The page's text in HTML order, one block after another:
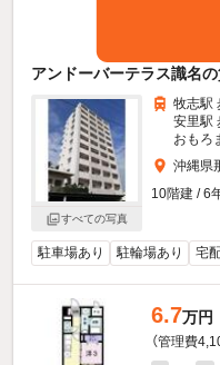
アンドーバーテラス識名
すべての写真
牧志駅
安里駅
おもろ
沖縄県
10階建 / 6
駐車場あり 駐輪場あり 宅
6.7万円
（管理費